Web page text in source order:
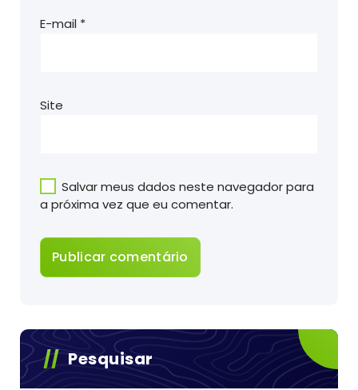
E-mail *
Site
Salvar meus dados neste navegador para
a próxima vez que eu comentar.
Pesquisar